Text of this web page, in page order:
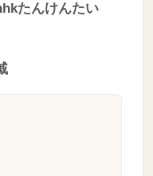
たんけんたい